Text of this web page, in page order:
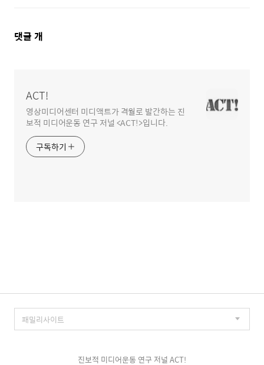
댓
댓글 개
ACT!
영상미디어센터 미디액트가 격월로 발간하는 진
보적 미디어운동 연구 저널 <ACT!>입니다.
구독하기
진보적 미디어운동 연구 저널 ACT!